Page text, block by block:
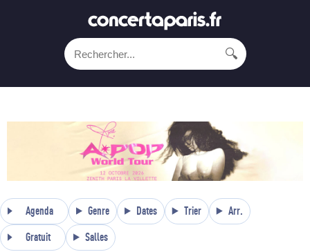
🔍
Agenda Genre Dates Trier Arr.
Gratuit Salles